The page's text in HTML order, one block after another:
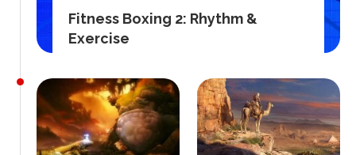
Fitness Boxing 2: Rhythm &
Exercise